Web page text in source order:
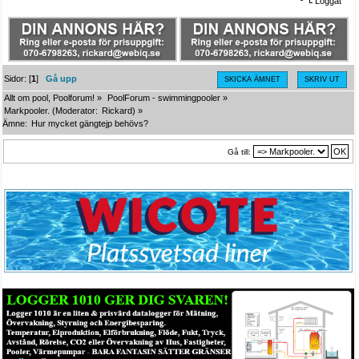
SKICKA ÄMNET SKRIV UT
Sidor: [1]Gå upp
Allt om pool, Poolforum! » PoolForum - swimmingpooler »
Markpooler. (Moderator: Rickard) »
Ämne: Hur mycket gängtejp behövs?
Gå till: